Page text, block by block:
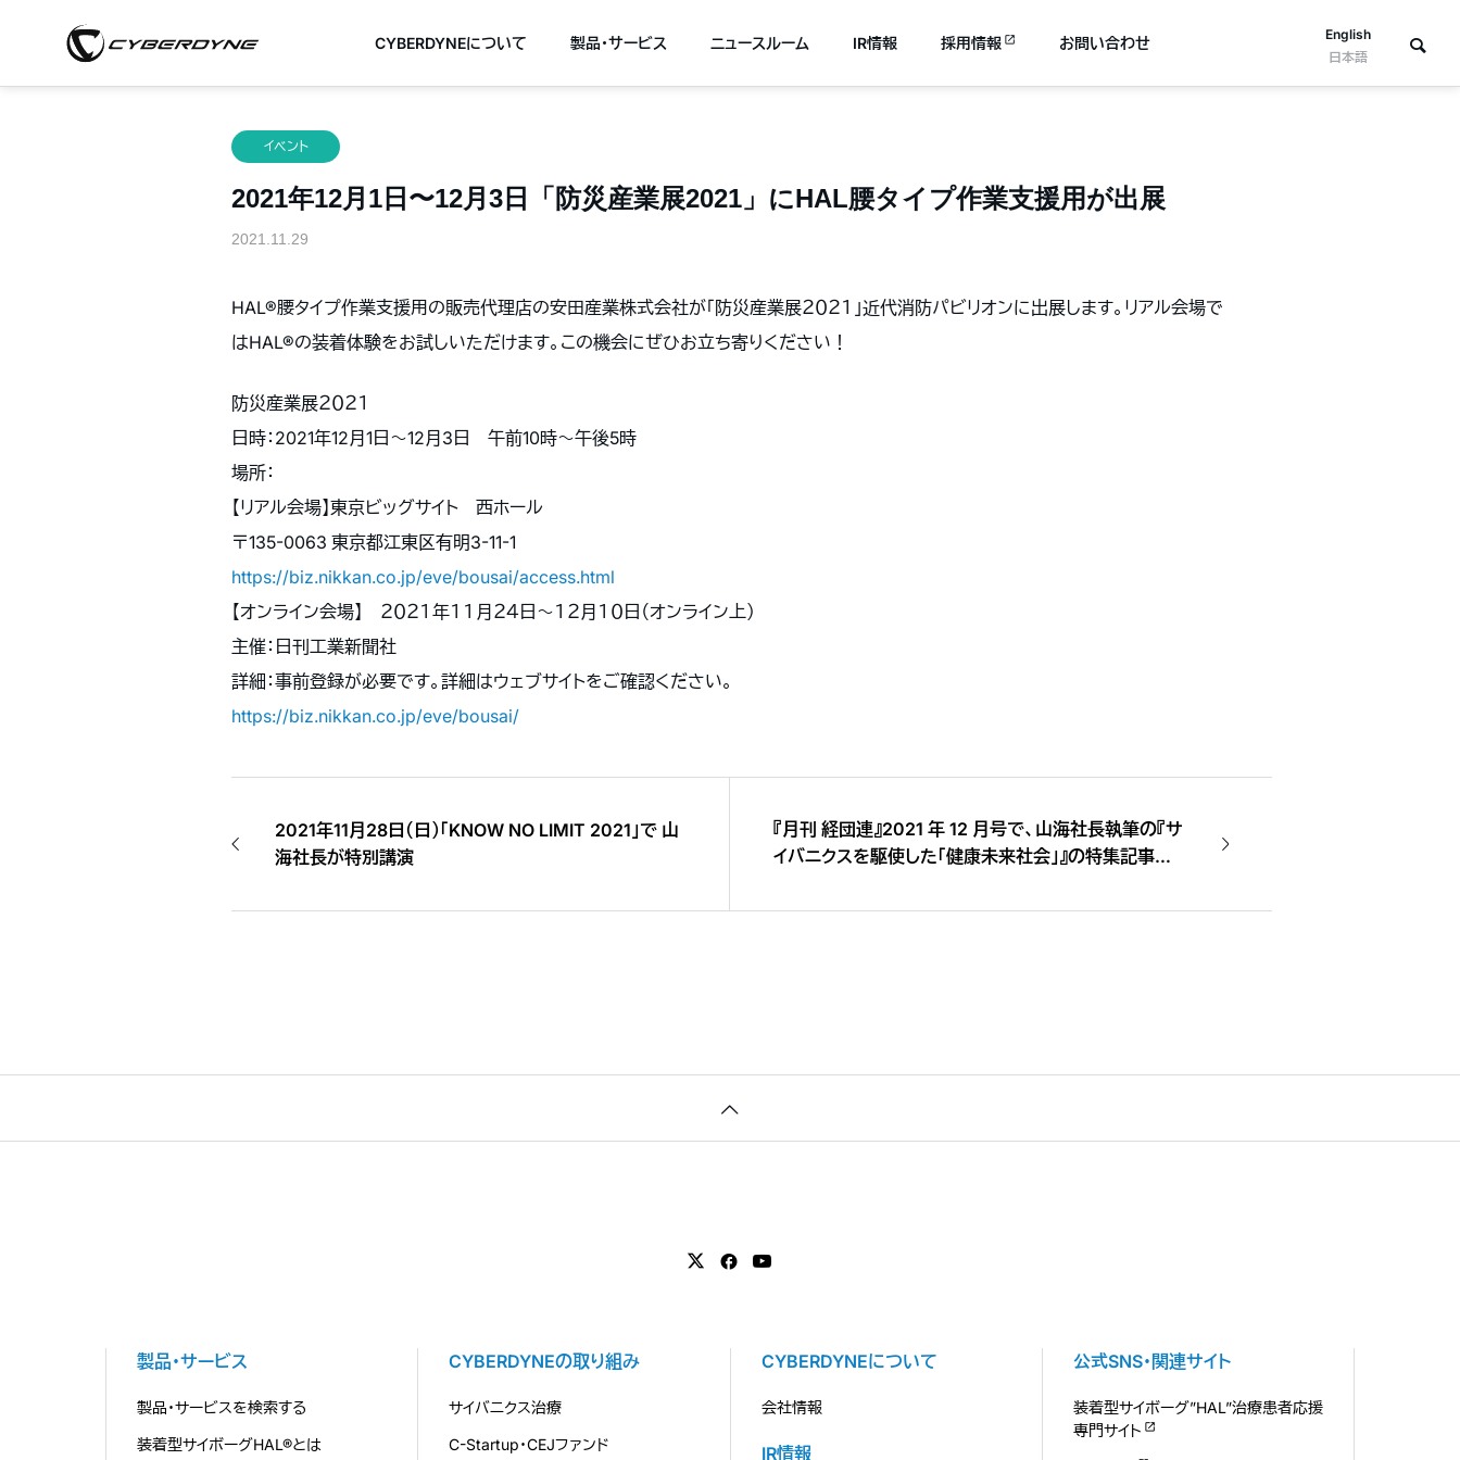
English
日本語
CYBERDYNEについて 製品・サービス ニュースルーム IR情報 採用情報 お問い合わせ
イベント
2021年12月1日〜12月3日「防災産業展2021」にHAL腰タイプ作業支援用が出展
2021.11.29
HAL®腰タイプ作業支援用の販売代理店の安田産業株式会社が「防災産業展２０２１」近代消防パビリオンに出展します。リアル会場で
はHAL®の装着体験をお試しいただけます。この機会にぜひお立ち寄りください！
防災産業展２０２１
日時：2021年12月1日〜12月3日 午前10時〜午後5時
場所：
【リアル会場】東京ビッグサイト 西ホール
〒135-0063 東京都江東区有明3-11-1
https://biz.nikkan.co.jp/eve/bousai/access.html
【オンライン会場】 ２０２１年１１月２４日〜１２月１０日（オンライン上）
主催：日刊工業新聞社
詳細：事前登録が必要です。詳細はウェブサイトをご確認ください。
https://biz.nikkan.co.jp/eve/bousai/
2021年11月28日（日）「KNOW NO LIMIT 2021」で 山
海社長が特別講演
『月刊 経団連』2021 年 12 月号で、山海社長執筆の『サ
イバニクスを駆使した「健康未来社会」』の特集記事が
製品・サービス
製品・サービスを検索する
装着型サイボーグHAL®とは
CYBERDYNEの取り組み
サイバニクス治療
C-Startup・CEJファンド
CYBERDYNEについて
会社情報
IR情報
公式SNS・関連サイト
装着型サイボーグ”HAL”治療患者応援
専門サイト